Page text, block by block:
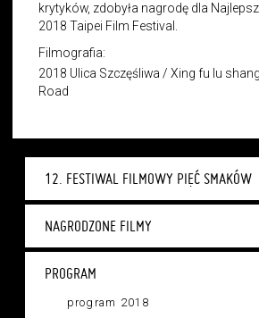
12. FESTIWAL FILMOWY PIĘĆ SMAKÓW
NAGRODZONE FILMY
PROGRAM
program 2018
krytyków, zdobyła nagrodę dla
2018 Taipei Film Festival.
Filmografia:
2018 Ulica Szczęśliwa / Xing fu lu
Road